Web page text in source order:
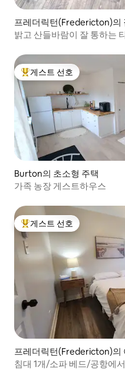
프레더릭턴(Fredericton)의
밝고 산들바람이 잘 통하는
상위 게스트 선호
게스트 선호
Burton의 초소형 주택
가족 농장 게스트하우스
상위 게스트 선호
게스트 선호
프레더릭턴(Fredericton)의
침대 1개/소파 베드/공항에